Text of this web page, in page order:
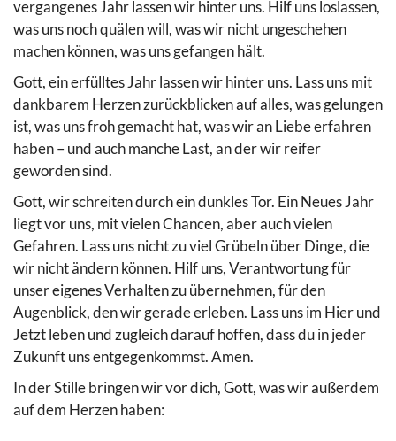
vergangenes Jahr lassen wir hinter uns. Hilf uns loslassen,
was uns noch quälen will, was wir nicht ungeschehen
machen können, was uns gefangen hält.
Gott, ein erfülltes Jahr lassen wir hinter uns. Lass uns mit
dankbarem Herzen zurückblicken auf alles, was gelungen
ist, was uns froh gemacht hat, was wir an Liebe erfahren
haben – und auch manche Last, an der wir reifer
geworden sind.
Gott, wir schreiten durch ein dunkles Tor. Ein Neues Jahr
liegt vor uns, mit vielen Chancen, aber auch vielen
Gefahren. Lass uns nicht zu viel Grübeln über Dinge, die
wir nicht ändern können. Hilf uns, Verantwortung für
unser eigenes Verhalten zu übernehmen, für den
Augenblick, den wir gerade erleben. Lass uns im Hier und
Jetzt leben und zugleich darauf hoffen, dass du in jeder
Zukunft uns entgegenkommst. Amen.
In der Stille bringen wir vor dich, Gott, was wir außerdem
auf dem Herzen haben: